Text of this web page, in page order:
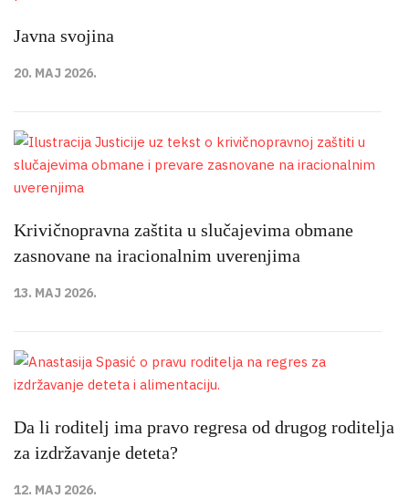
Javna svojina
20. MAJ 2026.
Krivičnopravna zaštita u slučajevima obmane
zasnovane na iracionalnim uverenjima
13. MAJ 2026.
Da li roditelj ima pravo regresa od drugog roditelja
za izdržavanje deteta?
12. MAJ 2026.